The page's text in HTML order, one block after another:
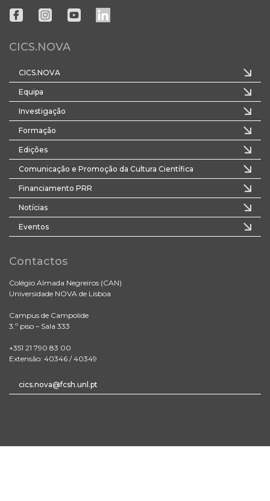
CICS.NOVA
CICS.NOVA
Equipa
Investigação
Formação
Edições
Comunicação e Promoção da Cultura Científica
Financiamento PRR
Notícias
Eventos
Contactos
Colégio Almada Negreiros (CAN)
Universidade NOVA de Lisboa
Campus de Campolide
3.º piso – Sala 333
+351 21 790 83 00
Extensão: 40346 / 40349
cics.nova@fcsh.unl.pt